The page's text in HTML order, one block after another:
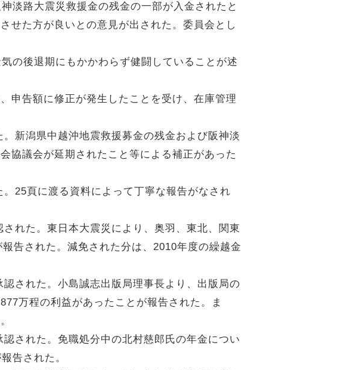
淡路大震災救援金の残金の一部が入金されたと
せた方が良いとの意見が出された。委員会とし
の後退期にもかかわらず健闘していることが述
申告額に修正が発生したことを受け、在庫管理
新潟県中越沖地震救援募金の残金および阪神淡
協議会が延期されたこと等による補正があった
25頁に渡る資料によって丁寧な報告がなされ
れた。東日本大震災により、奥羽、東北、関東
告された。減免された分は、2010年度の繰越金
された。小島誠志出版局理事長より、出版局の
万程の利益があったことが報告された。ま
された。免職処分中の北村慈郎氏の年金につい
告された。